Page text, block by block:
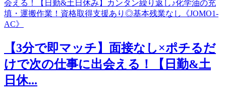
【3分で即マッチ】面接なし×ポチるだ
けで次の仕事に出会える！【日勤&土
日休...